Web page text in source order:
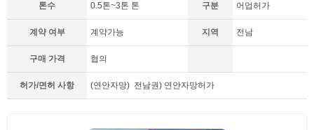
톤수 0.5톤~3톤 톤 구분 어업허가
계약 여부 계약가능 지역 전남
구매 가격 협의
허가/면허 사항 (연안자망) 전남권) 연안자망허가